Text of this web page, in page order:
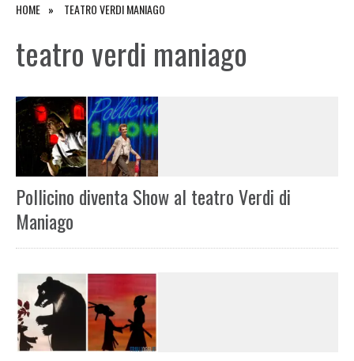
HOME TEATRO VERDI MANIAGO
teatro verdi maniago
Pollicino diventa Show al teatro Verdi di
Maniago